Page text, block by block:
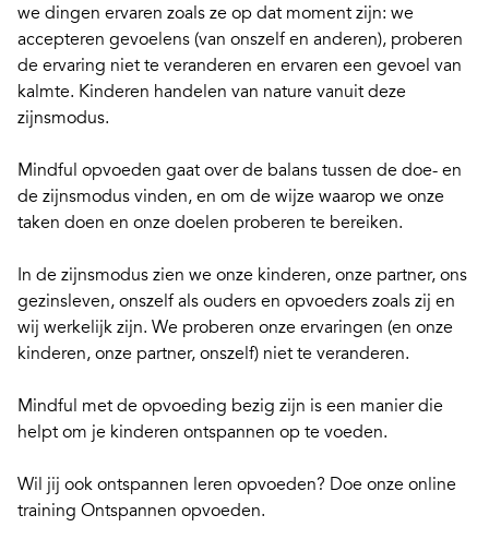
we dingen ervaren zoals ze op dat moment zijn: we
accepteren gevoelens (van onszelf en anderen), proberen
de ervaring niet te veranderen en ervaren een gevoel van
kalmte. Kinderen handelen van nature vanuit deze
zijnsmodus.
Mindful opvoeden gaat over de balans tussen de doe- en
de zijnsmodus vinden, en om de wijze waarop we onze
taken doen en onze doelen proberen te bereiken.
In de zijnsmodus zien we onze kinderen, onze partner, ons
gezinsleven, onszelf als ouders en opvoeders zoals zij en
wij werkelijk zijn. We proberen onze ervaringen (en onze
kinderen, onze partner, onszelf) niet te veranderen.
Mindful met de opvoeding bezig zijn is een manier die
helpt om je kinderen ontspannen op te voeden.
Wil jij ook ontspannen leren opvoeden? Doe onze online
training Ontspannen opvoeden.